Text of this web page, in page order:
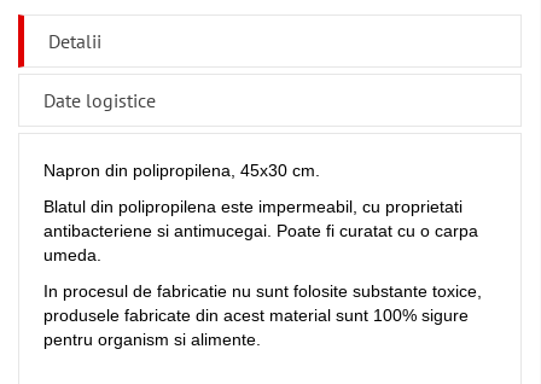
Detalii
Date logistice
Napron din polipropilena, 45x30 cm.
Blatul din polipropilena este impermeabil, cu proprietati
antibacteriene si antimucegai. Poate fi curatat cu o carpa
umeda.
In procesul de fabricatie nu sunt folosite substante toxice,
produsele fabricate din acest material sunt 100% sigure
pentru organism si alimente.